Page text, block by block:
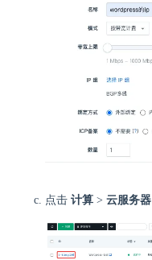
点击 计算 > 云服务器